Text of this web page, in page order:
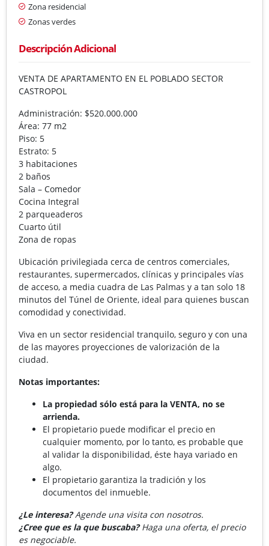
Zona residencial
Zonas verdes
Descripción Adicional
VENTA DE APARTAMENTO EN EL POBLADO SECTOR
CASTROPOL
Administración: $520.000.000
Área: 77 m2
Piso: 5
Estrato: 5
3 habitaciones
2 baños
Sala – Comedor
Cocina Integral
2 parqueaderos
Cuarto útil
Zona de ropas
Ubicación privilegiada cerca de centros comerciales,
restaurantes, supermercados, clínicas y principales vías
de acceso, a media cuadra de Las Palmas y a tan solo 18
minutos del Túnel de Oriente, ideal para quienes buscan
comodidad y conectividad.
Viva en un sector residencial tranquilo, seguro y con una
de las mayores proyecciones de valorización de la
ciudad.
Notas importantes:
La propiedad sólo está para la VENTA, no se
arrienda.
El propietario puede modificar el precio en
cualquier momento, por lo tanto, es probable que
al validar la disponibilidad, éste haya variado en
algo.
El propietario garantiza la tradición y los
documentos del inmueble.
¿Le interesa?Agende una visita con nosotros.
¿Cree que es la que buscaba?Haga una oferta, el precio
es negociable.